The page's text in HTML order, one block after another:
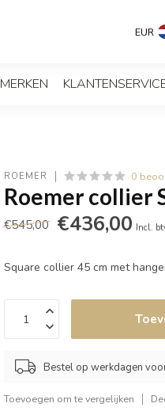
EUR
MERKEN
ROEMER 0
Roemer collier
€545,00 €436,00 Incl.
Square collier 45 cm met
Bestel op werkdagen
Toevoegen om te vergelijken